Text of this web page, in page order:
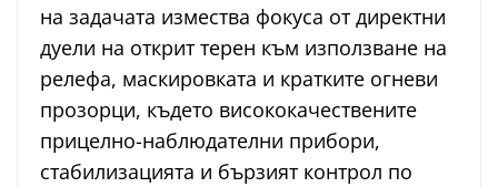
на задачата измества фокуса от директни
дуели на открит терен към използване на
релефа, маскировката и кратките огневи
прозорци, където висококачествените
прицелно-наблюдателни прибори,
стабилизацията и бързият контрол по